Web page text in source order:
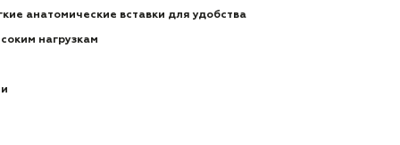
анатомические вставки для удобства
нагрузкам